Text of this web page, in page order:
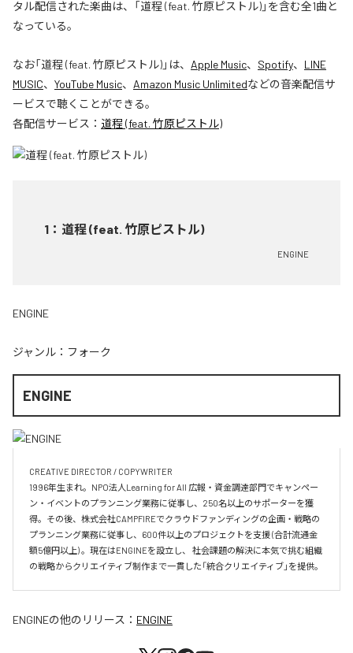
タル配信された楽曲は、「道程 (feat. 竹原ピストル)」を含む全1曲と
なっている。
なお「道程 (feat. 竹原ピストル)」は、 Apple Music、 Spotify、 LINE
MUSIC、 YouTube Music、 Amazon Music Unlimitedなどの音楽配信サ
ービスで聴くことができる。
各配信サービス： 道程 (feat. 竹原ピストル)
1 ： 道程 (feat. 竹原ピストル)
ENGINE
ENGINE
ジャンル： フォーク
ENGINE
CREATIVE DIRECTOR / COPYWRITER
1996年生まれ。NPO法人Learning for All 広報・資金調達部門でキャンペー
ン・イベントのプランニング業務に従事し、250名以上のサポーターを獲
得。その後、株式会社CAMPFIREでクラウドファンディングの企画・戦略の
プランニング業務に従事し、600件以上のプロジェクトを支援 (合計流通金
額5億円以上) 。現在はENGINEを設立し、 社会課題の解決に本気で挑む組織
の戦略からクリエイティブ制作まで一貫した「統合クリエイティブ」を提供。
ENGINEの他のリリース： ENGINE